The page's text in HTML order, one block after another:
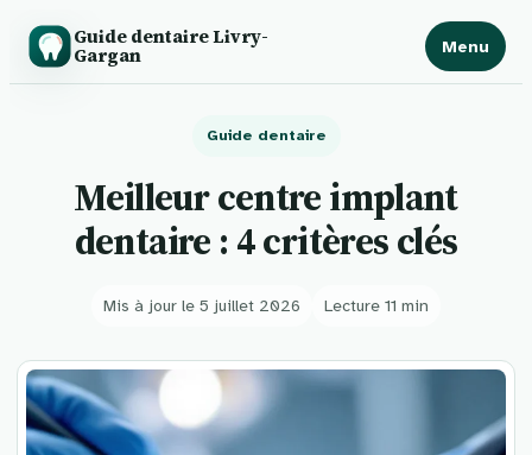
Guide dentaire Livry-
Gargan Menu
Guide dentaire
Meilleur centre implant
dentaire : 4 critères clés
Mis à jour le 5 juillet 2026 Lecture 11 min